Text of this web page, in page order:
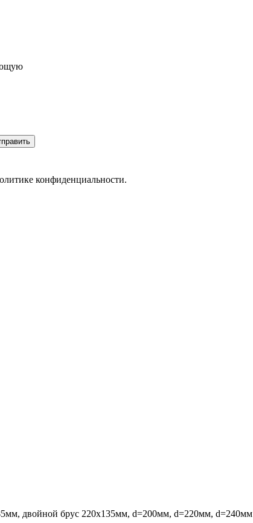
конфиденциальности.
двойной брус 220х135мм, d=200мм, d=220мм, d=240мм